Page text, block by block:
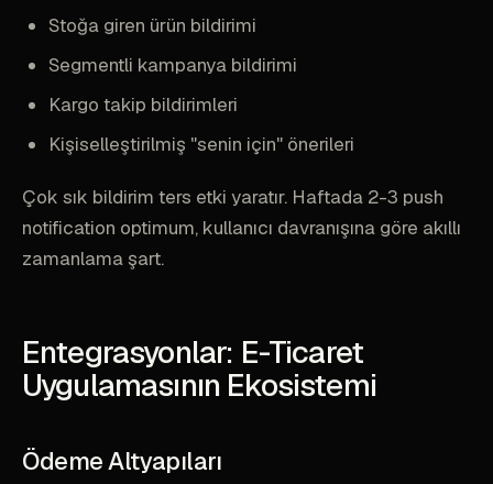
Stoğa giren ürün bildirimi
Segmentli kampanya bildirimi
Kargo takip bildirimleri
Kişiselleştirilmiş "senin için" önerileri
Çok sık bildirim ters etki yaratır. Haftada 2-3 push
notification optimum, kullanıcı davranışına göre akıllı
zamanlama şart.
Entegrasyonlar: E-Ticaret
Uygulamasının Ekosistemi
Ödeme Altyapıları